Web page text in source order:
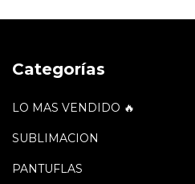
Categorías
LO MAS VENDIDO 🔥
SUBLIMACION
PANTUFLAS